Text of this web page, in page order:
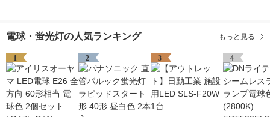
電球・蛍光灯の人気ランキング もっと見る
1 2 3 4